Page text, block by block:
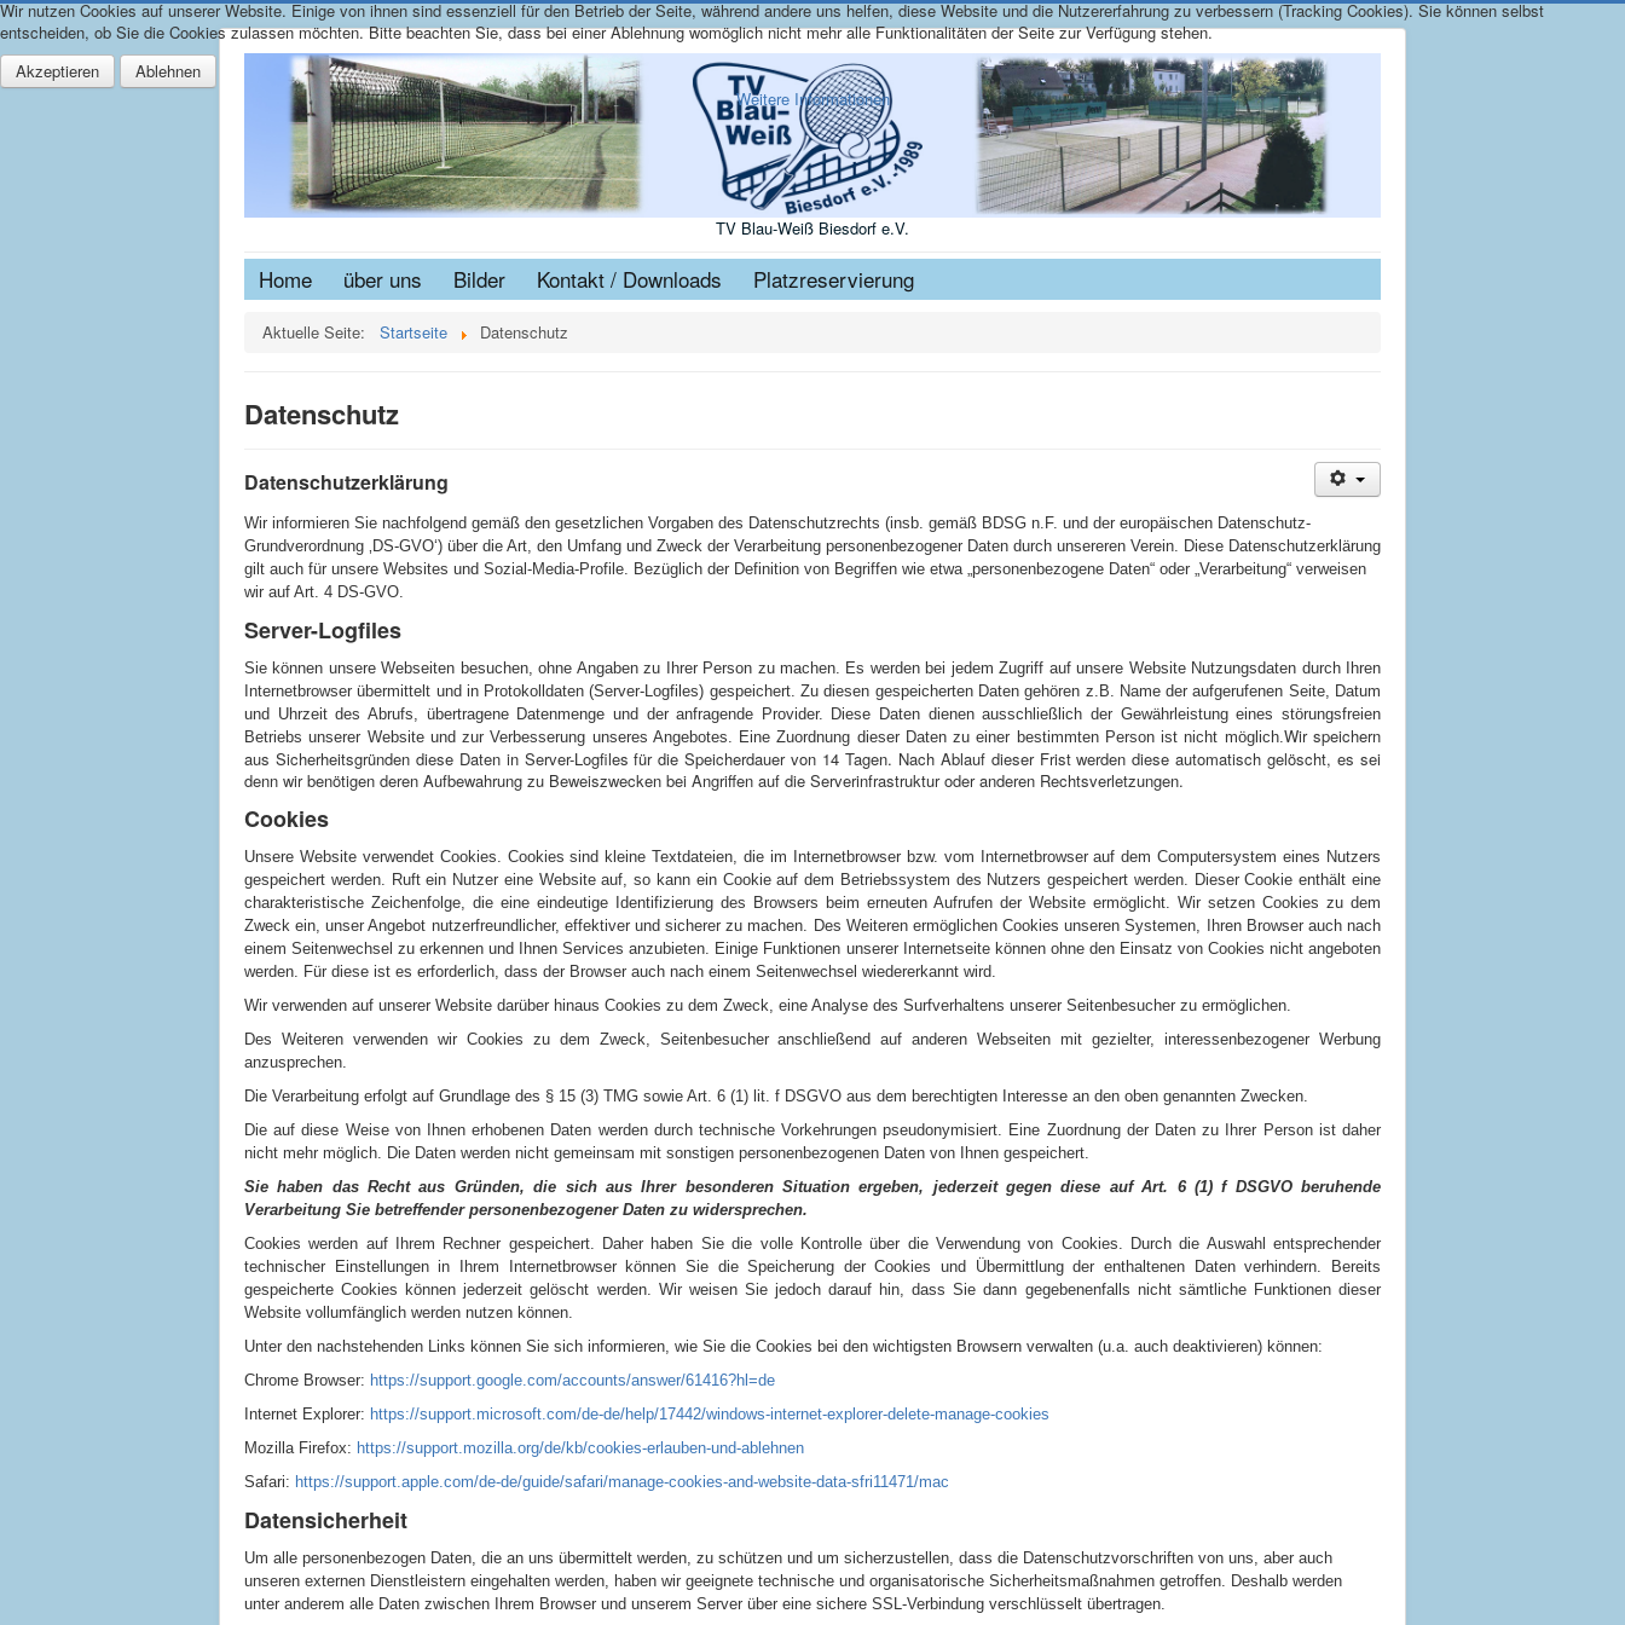
TV Blau-Weiß Biesdorf e.V.
Home über uns Bilder Kontakt / Downloads Platzreservierung
Aktuelle Seite: Startseite Datenschutz
Datenschutz
Datenschutzerklärung
Wir informieren Sie nachfolgend gemäß den gesetzlichen Vorgaben des Datenschutzrechts (insb. gemäß BDSG n.F. und der europäischen Datenschutz-
Grundverordnung ‚DS-GVO‘) über die Art, den Umfang und Zweck der Verarbeitung personenbezogener Daten durch unsereren Verein. Diese Datenschutzerklärung
gilt auch für unsere Websites und Sozial-Media-Profile. Bezüglich der Definition von Begriffen wie etwa „personenbezogene Daten“ oder „Verarbeitung“ verweisen
wir auf Art. 4 DS-GVO.
Server-Logfiles
Sie können unsere Webseiten besuchen, ohne Angaben zu Ihrer Person zu machen. Es werden bei jedem Zugriff auf unsere Website Nutzungsdaten durch Ihren
Internetbrowser übermittelt und in Protokolldaten (Server-Logfiles) gespeichert. Zu diesen gespeicherten Daten gehören z.B. Name der aufgerufenen Seite, Datum
und Uhrzeit des Abrufs, übertragene Datenmenge und der anfragende Provider. Diese Daten dienen ausschließlich der Gewährleistung eines störungsfreien
Betriebs unserer Website und zur Verbesserung unseres Angebotes. Eine Zuordnung dieser Daten zu einer bestimmten Person ist nicht möglich. Wir speichern
aus Sicherheitsgründen diese Daten in Server-Logfiles für die Speicherdauer von 14 Tagen. Nach Ablauf dieser Frist werden diese automatisch gelöscht, es sei
denn wir benötigen deren Aufbewahrung zu Beweiszwecken bei Angriffen auf die Serverinfrastruktur oder anderen Rechtsverletzungen.
Cookies
Unsere Website verwendet Cookies. Cookies sind kleine Textdateien, die im Internetbrowser bzw. vom Internetbrowser auf dem Computersystem eines Nutzers
gespeichert werden. Ruft ein Nutzer eine Website auf, so kann ein Cookie auf dem Betriebssystem des Nutzers gespeichert werden. Dieser Cookie enthält eine
charakteristische Zeichenfolge, die eine eindeutige Identifizierung des Browsers beim erneuten Aufrufen der Website ermöglicht. Wir setzen Cookies zu dem
Zweck ein, unser Angebot nutzerfreundlicher, effektiver und sicherer zu machen. Des Weiteren ermöglichen Cookies unseren Systemen, Ihren Browser auch nach
einem Seitenwechsel zu erkennen und Ihnen Services anzubieten. Einige Funktionen unserer Internetseite können ohne den Einsatz von Cookies nicht angeboten
werden. Für diese ist es erforderlich, dass der Browser auch nach einem Seitenwechsel wiedererkannt wird.
Wir verwenden auf unserer Website darüber hinaus Cookies zu dem Zweck, eine Analyse des Surfverhaltens unserer Seitenbesucher zu ermöglichen.
Des Weiteren verwenden wir Cookies zu dem Zweck, Seitenbesucher anschließend auf anderen Webseiten mit gezielter, interessenbezogener Werbung
anzusprechen.
Die Verarbeitung erfolgt auf Grundlage des § 15 (3) TMG sowie Art. 6 (1) lit. f DSGVO aus dem berechtigten Interesse an den oben genannten Zwecken.
Die auf diese Weise von Ihnen erhobenen Daten werden durch technische Vorkehrungen pseudonymisiert. Eine Zuordnung der Daten zu Ihrer Person ist daher
nicht mehr möglich. Die Daten werden nicht gemeinsam mit sonstigen personenbezogenen Daten von Ihnen gespeichert.
Sie haben das Recht aus Gründen, die sich aus Ihrer besonderen Situation ergeben, jederzeit gegen diese auf Art. 6 (1) f DSGVO beruhende
Verarbeitung Sie betreffender personenbezogener Daten zu widersprechen.
Cookies werden auf Ihrem Rechner gespeichert. Daher haben Sie die volle Kontrolle über die Verwendung von Cookies. Durch die Auswahl entsprechender
technischer Einstellungen in Ihrem Internetbrowser können Sie die Speicherung der Cookies und Übermittlung der enthaltenen Daten verhindern. Bereits
gespeicherte Cookies können jederzeit gelöscht werden. Wir weisen Sie jedoch darauf hin, dass Sie dann gegebenenfalls nicht sämtliche Funktionen dieser
Website vollumfänglich werden nutzen können.
Unter den nachstehenden Links können Sie sich informieren, wie Sie die Cookies bei den wichtigsten Browsern verwalten (u.a. auch deaktivieren) können:
Chrome Browser: https://support.google.com/accounts/answer/61416?hl=de
Internet Explorer: https://support.microsoft.com/de-de/help/17442/windows-internet-explorer-delete-manage-cookies
Mozilla Firefox: https://support.mozilla.org/de/kb/cookies-erlauben-und-ablehnen
Safari: https://support.apple.com/de-de/guide/safari/manage-cookies-and-website-data-sfri11471/mac
Datensicherheit
Um alle personenbezogen Daten, die an uns übermittelt werden, zu schützen und um sicherzustellen, dass die Datenschutzvorschriften von uns, aber auch
unseren externen Dienstleistern eingehalten werden, haben wir geeignete technische und organisatorische Sicherheitsmaßnahmen getroffen. Deshalb werden
unter anderem alle Daten zwischen Ihrem Browser und unserem Server über eine sichere SSL-Verbindung verschlüsselt übertragen.
Wir nutzen Cookies auf unserer Website. Einige von ihnen sind essenziell für den Betrieb der Seite, während andere uns helfen, diese Website und die Nutzererfahrung zu verbessern (Tracking Cookies). Sie können selbst
entscheiden, ob Sie die Cookies zulassen möchten. Bitte beachten Sie, dass bei einer Ablehnung womöglich nicht mehr alle Funktionalitäten der Seite zur Verfügung stehen.
Akzeptieren
Ablehnen
Weitere Informationen